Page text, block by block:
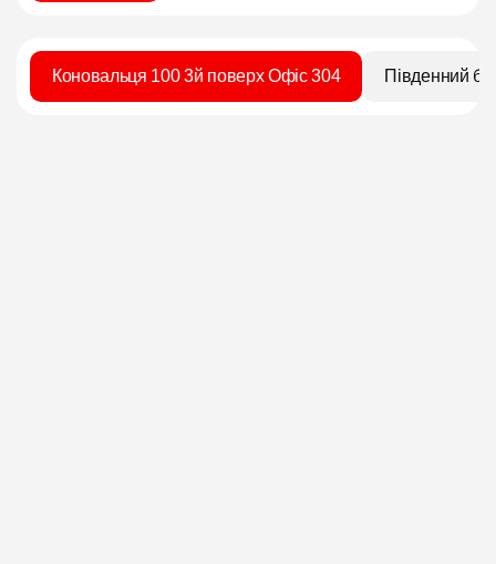
Коновальця 100 3й поверх Офіс 304 Південний